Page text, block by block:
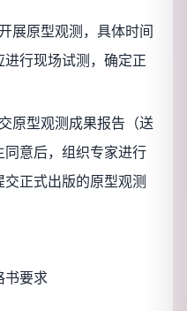
展原型观测，具体时间
行现场试测，确定正
原型观测成果报告（送
同意后，组织专家进行
正式出版的原型观测
书要求